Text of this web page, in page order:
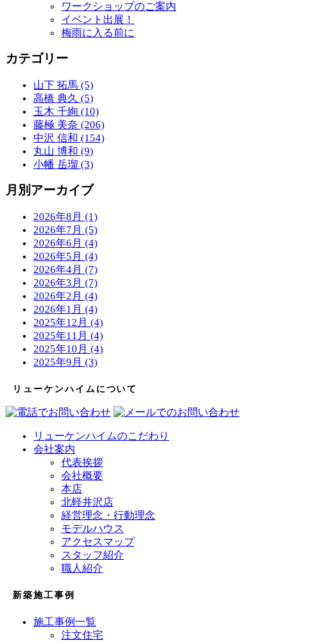
ワークショップのご案内
イベント出展！
梅雨に入る前に
カテゴリー
山下 拓馬 (5)
高橋 典久 (5)
玉木 千絢 (10)
藤極 美奈 (206)
中沢 信和 (154)
丸山 博和 (9)
小幡 岳瑠 (3)
月別アーカイブ
2026年8月 (1)
2026年7月 (5)
2026年6月 (4)
2026年5月 (4)
2026年4月 (7)
2026年3月 (7)
2026年2月 (4)
2026年1月 (4)
2025年12月 (4)
2025年11月 (4)
2025年10月 (4)
2025年9月 (3)
リューケンハイムについて
リューケンハイムのこだわり
会社案内
代表挨拶
会社概要
本店
北軽井沢店
経営理念・行動理念
モデルハウス
アクセスマップ
スタッフ紹介
職人紹介
新築施工事例
施工事例一覧
注文住宅